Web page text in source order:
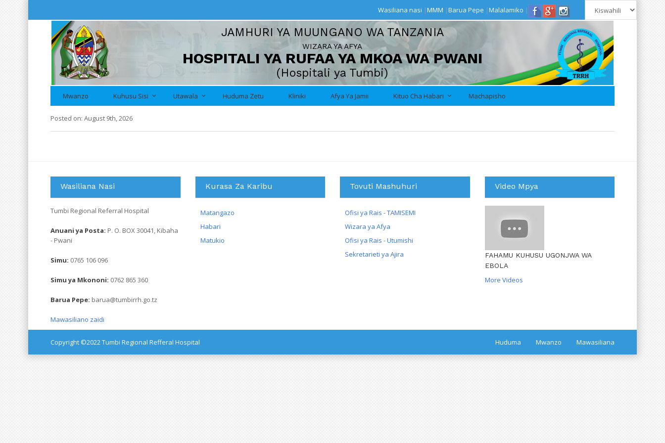
Wasiliana nasi |MMM |Barua Pepe |Malalamiko |
JAMHURI YA MUUNGANO WA TANZANIA
WIZARA YA AFYA
HOSPITALI YA RUFAA YA MKOA WA PWANI
(Hospitali ya Tumbi)
Mwanzo Kuhusu Sisi Utawala Huduma Zetu Kliniki Afya Ya Jamii Kituo Cha Habari Machapisho
Posted on: August 9th, 2026
Wasiliana Nasi
Tumbi Regional Referral Hospital
Anuani ya Posta: P. O. BOX 30041, Kibaha
- Pwani
Simu: 0765 106 096
Simu ya Mkononi: 0762 865 360
Barua Pepe: barua@tumbirrh.go.tz
Mawasiliano zaidi
Kurasa Za Karibu
Matangazo
Habari
Matukio
Tovuti Mashuhuri
Ofisi ya Rais - TAMISEMI
Wizara ya Afya
Ofisi ya Rais - Utumishi
Sekretarieti ya Ajira
Video Mpya
FAHAMU KUHUSU UGONJWA WA
EBOLA
More Videos
Copyright ©2022 Tumbi Regional Refferal Hospital Huduma Mwanzo Mawasiliana